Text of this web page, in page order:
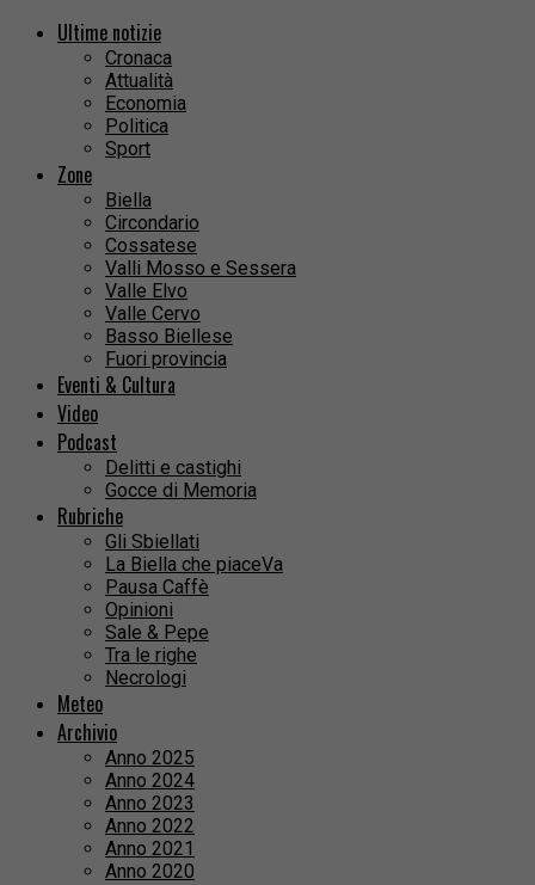
Ultime notizie
Cronaca
Attualità
Economia
Politica
Sport
Zone
Biella
Circondario
Cossatese
Valli Mosso e Sessera
Valle Elvo
Valle Cervo
Basso Biellese
Fuori provincia
Eventi & Cultura
Video
Podcast
Delitti e castighi
Gocce di Memoria
Rubriche
Gli Sbiellati
La Biella che piaceVa
Pausa Caffè
Opinioni
Sale & Pepe
Tra le righe
Necrologi
Meteo
Archivio
Anno 2025
Anno 2024
Anno 2023
Anno 2022
Anno 2021
Anno 2020